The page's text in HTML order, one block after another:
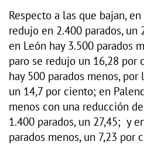
Respecto a las que bajan,
redujo en 2.400 parados, un
en León hay 3.500 parados
paro se redujo un 16,28 por
hay 500 parados menos,
un 14,7 por ciento; en
menos con una reducción
1.400 parados, un 27,45; y
parados menos, un 7,23 por